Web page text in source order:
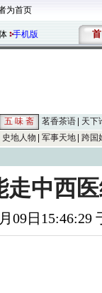
为首页
手机版 首
五 味 斋 茗香茶语
天下
史地人物
军事天地 跨国
走中西
09日